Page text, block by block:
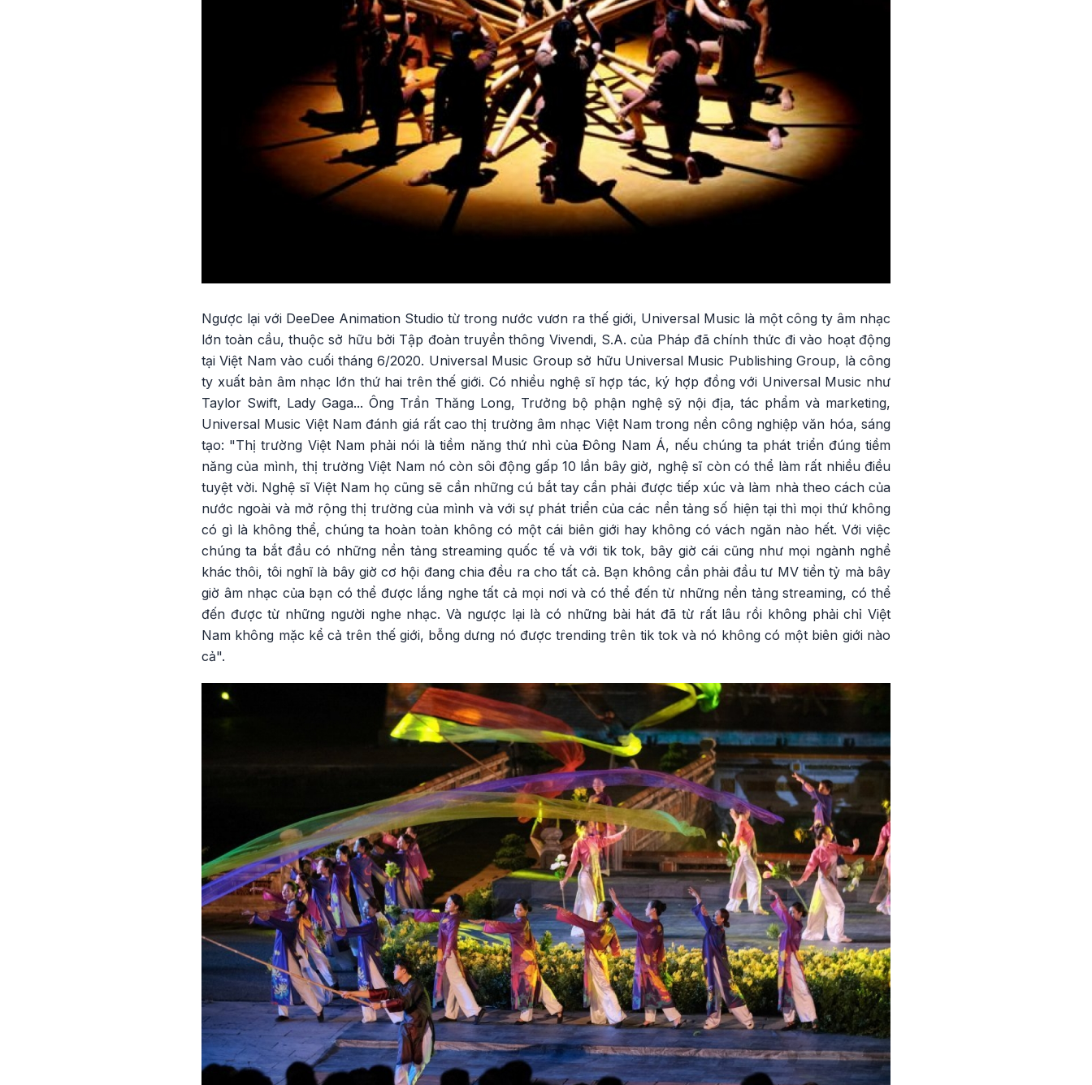
Ngược lại với DeeDee Animation Studio từ trong nước vươn ra thế giới, Universal Music là một công ty âm nhạc
lớn toàn cầu, thuộc sở hữu bởi Tập đoàn truyền thông Vivendi, S.A. của Pháp đã chính thức đi vào hoạt động
tại Việt Nam vào cuối tháng 6/2020. Universal Music Group sở hữu Universal Music Publishing Group, là công
ty xuất bản âm nhạc lớn thứ hai trên thế giới. Có nhiều nghệ sĩ hợp tác, ký hợp đồng với Universal Music như
Taylor Swift, Lady Gaga... Ông Trần Thăng Long, Trưởng bộ phận nghệ sỹ nội địa, tác phẩm và marketing,
Universal Music Việt Nam đánh giá rất cao thị trường âm nhạc Việt Nam trong nền công nghiệp văn hóa, sáng
tạo: "Thị trường Việt Nam phải nói là tiềm năng thứ nhì của Đông Nam Á, nếu chúng ta phát triển đúng tiềm
năng của mình, thị trường Việt Nam nó còn sôi động gấp 10 lần bây giờ, nghệ sĩ còn có thể làm rất nhiều điều
tuyệt vời. Nghệ sĩ Việt Nam họ cũng sẽ cần những cú bắt tay cần phải được tiếp xúc và làm nhà theo cách của
nước ngoài và mở rộng thị trường của mình và với sự phát triển của các nền tảng số hiện tại thì mọi thứ không
có gì là không thể, chúng ta hoàn toàn không có một cái biên giới hay không có vách ngăn nào hết. Với việc
chúng ta bắt đầu có những nền tảng streaming quốc tế và với tik tok, bây giờ cái cũng như mọi ngành nghề
khác thôi, tôi nghĩ là bây giờ cơ hội đang chia đều ra cho tất cả. Bạn không cần phải đầu tư MV tiền tỷ mà bây
giờ âm nhạc của bạn có thể được lắng nghe tất cả mọi nơi và có thể đến từ những nền tảng streaming, có thể
đến được từ những người nghe nhạc. Và ngược lại là có những bài hát đã từ rất lâu rồi không phải chỉ Việt
Nam không mặc kể cả trên thế giới, bỗng dưng nó được trending trên tik tok và nó không có một biên giới nào
cả".